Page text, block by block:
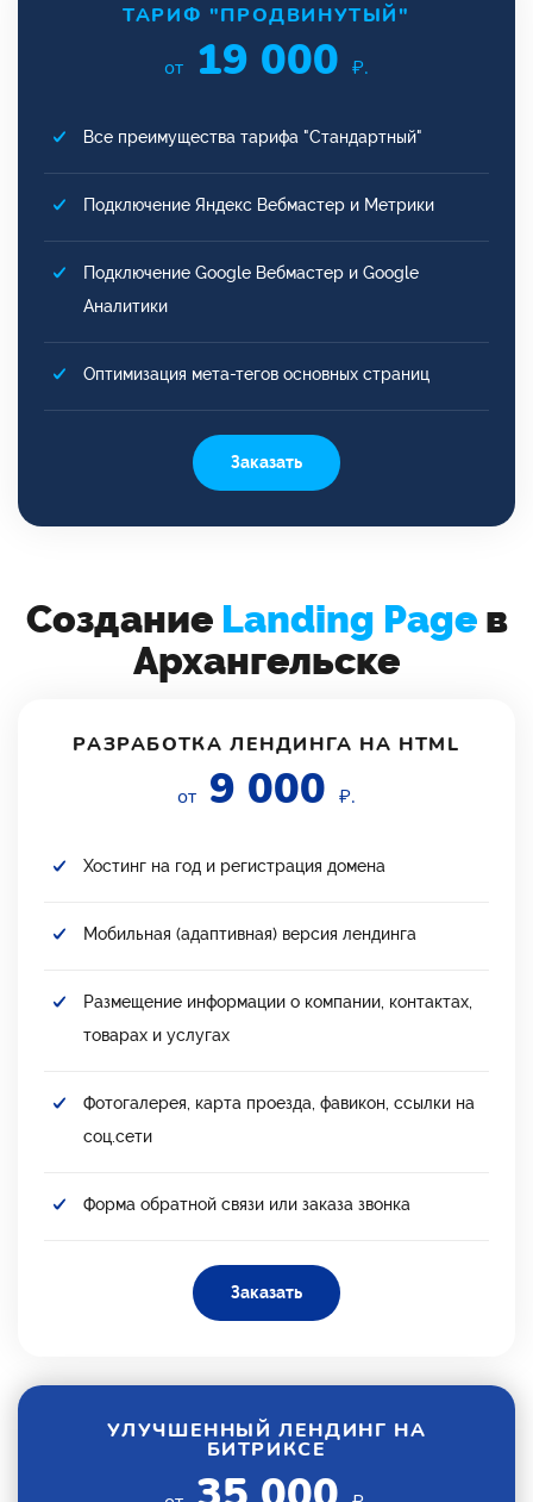
ТАРИФ "ПРОДВИНУТЫЙ"
от 19 000 ₽.
Все преимущества тарифа "Стандартный"
Подключение Яндекс Вебмастер и Метрики
Подключение Google Вебмастер и Google
Аналитики
Оптимизация мета-тегов основных страниц
Заказать
Создание Landing Pageв
Архангельске
РАЗРАБОТКА ЛЕНДИНГА НА HTML
от 9 000 ₽.
Хостинг на год и регистрация домена
Мобильная (адаптивная) версия лендинга
Размещение информации о компании, контактах,
товарах и услугах
Фотогалерея, карта проезда, фавикон, ссылки на
соц.сети
Форма обратной связи или заказа звонка
Заказать
УЛУЧШЕННЫЙ ЛЕНДИНГ НА
БИТРИКСЕ